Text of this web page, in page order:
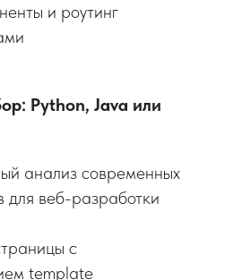
и роутинг
Python, Java или
анализ современных
для веб-разработки
с
template
занятие и
но и
ответит